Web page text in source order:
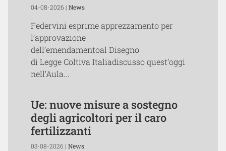
04-08-2026 | News
Federvini esprime apprezzamento per
l’approvazione
dell’emendamentoal Disegno
di Legge Coltiva Italiadiscusso quest’oggi
nell’Aula...
Ue: nuove misure a sostegno
degli agricoltori per il caro
fertilizzanti
03-08-2026 | News